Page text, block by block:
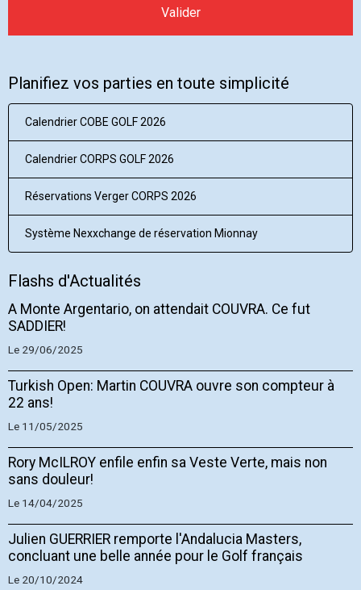
Valider
Planifiez vos parties en toute simplicité
Calendrier COBE GOLF 2026
Calendrier CORPS GOLF 2026
Réservations Verger CORPS 2026
Système Nexxchange de réservation Mionnay
Flashs d'Actualités
A Monte Argentario, on attendait COUVRA. Ce fut
SADDIER!
Le 29/06/2025
Turkish Open: Martin COUVRA ouvre son compteur à
22 ans!
Le 11/05/2025
Rory McILROY enfile enfin sa Veste Verte, mais non
sans douleur!
Le 14/04/2025
Julien GUERRIER remporte l'Andalucia Masters,
concluant une belle année pour le Golf français
Le 20/10/2024